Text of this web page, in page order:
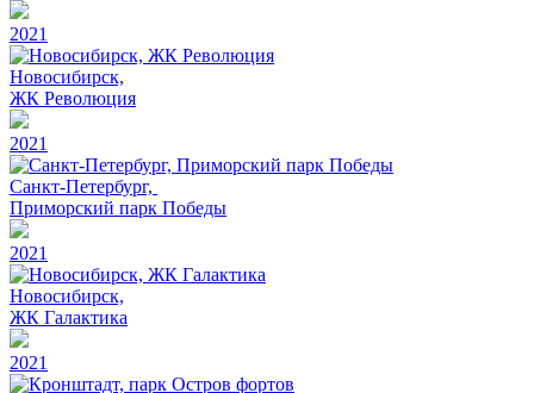
2021
Новосибирск,
ЖК Революция
2021
Санкт-Петербург,
Приморский парк Победы
2021
Новосибирск,
ЖК Галактика
2021